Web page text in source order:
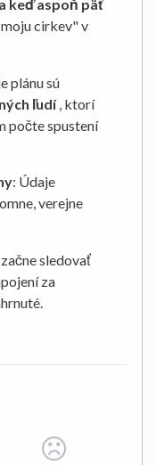
keď aspoň päť
cirkev" v
plánu sú
ľudí, ktorí
počte spustení
: Údaje
verejne
sledovať
za